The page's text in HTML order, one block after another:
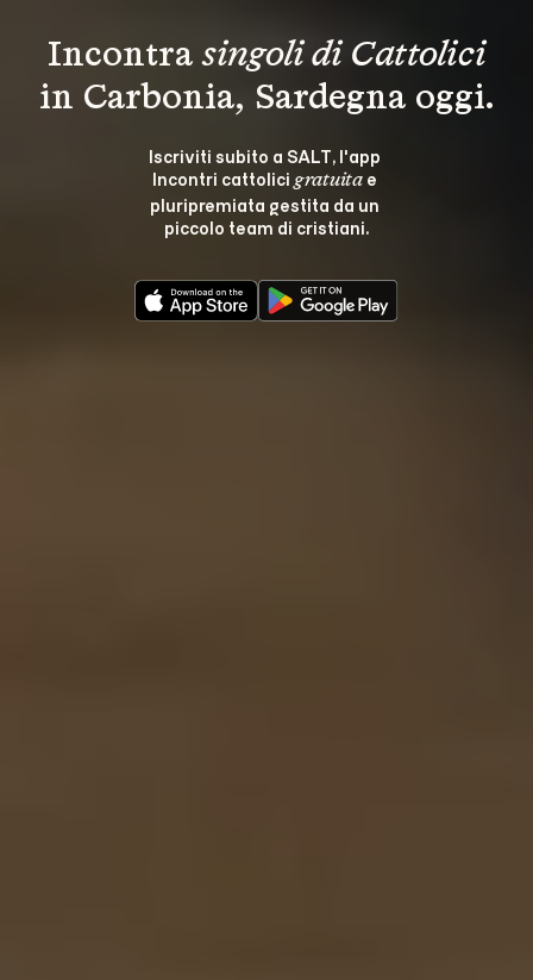
Incontra singoli di Cattolici
in Carbonia, Sardegna oggi.
Iscriviti subito a SALT, l'app
Incontri cattolici gratuita e
pluripremiata gestita da un
piccolo team di cristiani.